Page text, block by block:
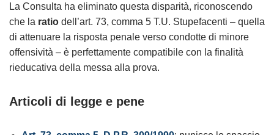
La Consulta ha eliminato questa disparità, riconoscendo
che la ratio dell’art. 73, comma 5 T.U. Stupefacenti – quella
di attenuare la risposta penale verso condotte di minore
offensività – è perfettamente compatibile con la finalità
rieducativa della messa alla prova.
Articoli di legge e pene